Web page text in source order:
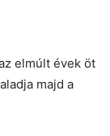
elmúlt évek öt
majd a